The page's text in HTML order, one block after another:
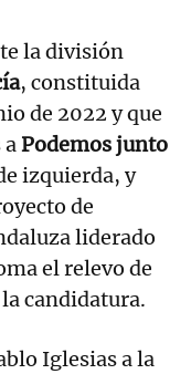
la división
, constituida
de 2022 y que
aPodemos junto
izquierda, y
de
liderado
el relevo de
candidatura.
Iglesias a la